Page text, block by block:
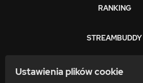
Ustawienia plików cookie
RANKING
STREAMBUDDY
ZARABIAJ